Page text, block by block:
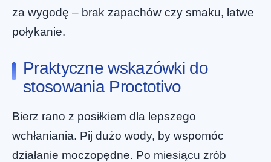
za wygodę – brak zapachów czy smaku, łatwe
połykanie.
Praktyczne wskazówki do
stosowania Proctotivo
Bierz rano z posiłkiem dla lepszego
wchłaniania. Pij dużo wody, by wspomóc
działanie moczopędne. Po miesiącu zrób